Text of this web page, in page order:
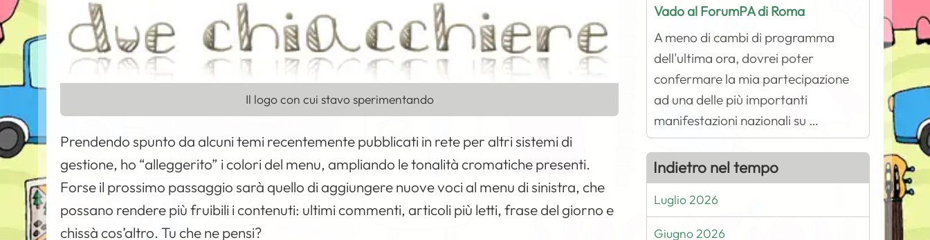
Il logo con cui stavo sperimentando
Prendendo spunto da alcuni temi recentemente pubblicati in rete per altri sistemi di
gestione, ho “alleggerito” i colori del menu, ampliando le tonalità cromatiche presenti.
Forse il prossimo passaggio sarà quello di aggiungere nuove voci al menu di sinistra, che
possano rendere più fruibili i contenuti: ultimi commenti, articoli più letti, frase del giorno e
chissà cos’altro. Tu che ne pensi?
Vado al ForumPA di Roma
A meno di cambi di programma
dell'ultima ora, dovrei poter
confermare la mia partecipazione
ad una delle più importanti
manifestazioni nazionali su …
Indietro nel tempo
Luglio 2026
Giugno 2026